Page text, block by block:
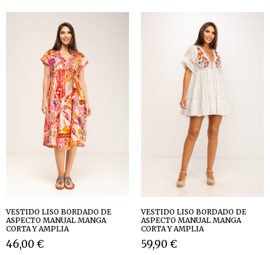
VESTIDO LISO BORDADO DE
ASPECTO MANUAL MANGA
CORTA Y AMPLIA
46,00 €
VESTIDO LISO BORDADO DE
ASPECTO MANUAL MANGA
CORTA Y AMPLIA
59,90 €